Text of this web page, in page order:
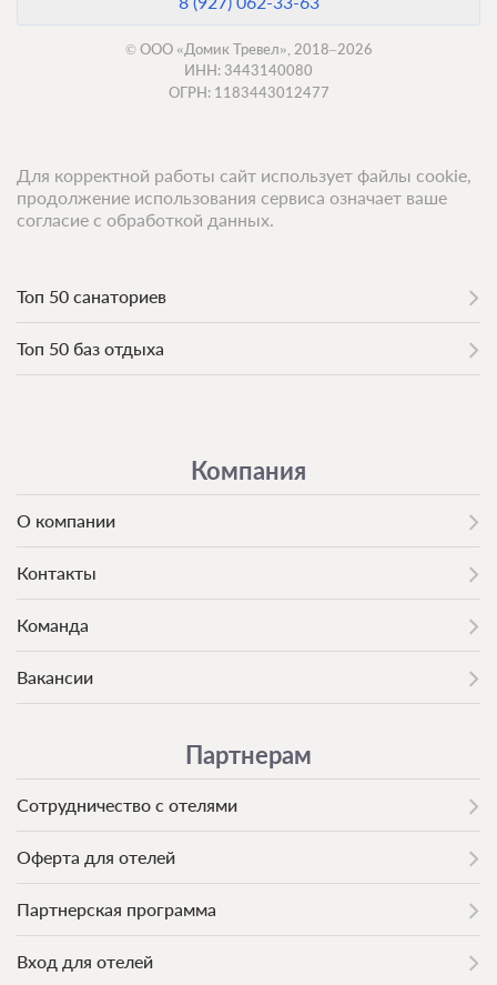
© ООО «Домик Тревел», 2018–2026
ИНН: 3443140080
ОГРН: 1183443012477
Топ 50 санаториев
Топ 50 баз отдыха
Компания
О компании
Контакты
Команда
Вакансии
Партнерам
Сотрудничество с отелями
Оферта для отелей
Партнерская программа
Вход для отелей
Для корректной работы сайт использует файлы cookie,
продолжение использования сервиса означает ваше
согласие с обработкой данных.